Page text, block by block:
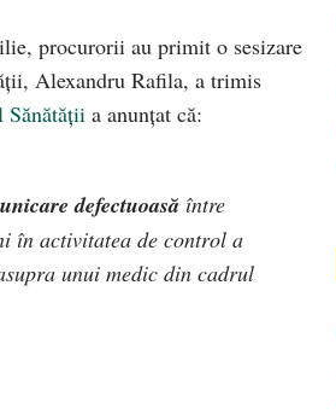
procurorii au primit o sesizare
Alexandru Rafila, a trimis
a anunțat că:
defectuoasă între
în activitatea de control a
unui medic din cadrul